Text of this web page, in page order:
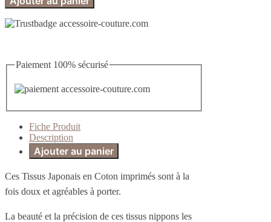
Paiement 100% sécurisé
Fiche Produit
Description
Ajouter au panier
Ces Tissus Japonais en Coton imprimés sont à la
fois doux et agréables à porter.
La beauté et la précision de ces tissus nippons les